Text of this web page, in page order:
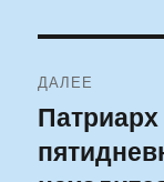
ДАЛЕЕ
Следующая
запись: